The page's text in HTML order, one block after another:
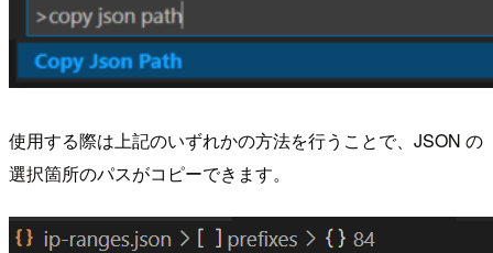
使用する際は上記のいずれかの方法を行うことで、JSON の
選択箇所のパスがコピーできます。